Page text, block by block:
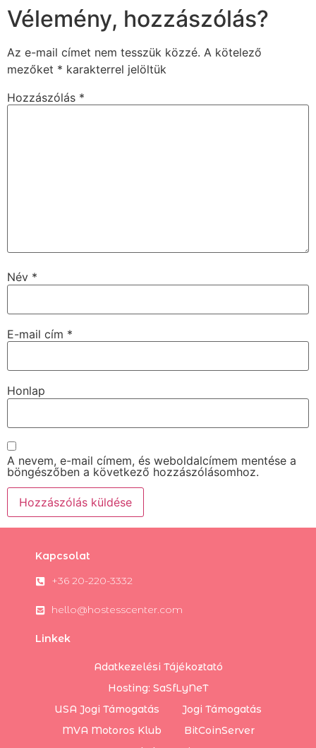
Vélemény, hozzászólás?
Az e-mail címet nem tesszük közzé. A kötelező
mezőket * karakterrel jelöltük
Hozzászólás *
Név *
E-mail cím *
Honlap
A nevem, e-mail címem, és weboldalcímem mentése a
böngészőben a következő hozzászólásomhoz.
Kapcsolat
+36 20-220-3332
hello@hostesscenter.com
Linkek
Adatkezelési Tájékoztató
Hosting: SaSfLyNeT
USA Jogi Támogatás
Jogi Támogatás
MVA Motoros Klub
BitCoinServer